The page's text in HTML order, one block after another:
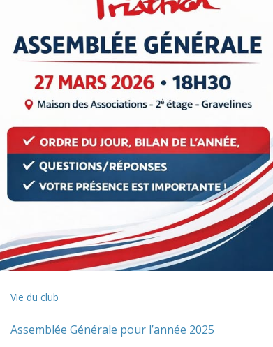
Vie du club
Assemblée Générale pour l’année 2025